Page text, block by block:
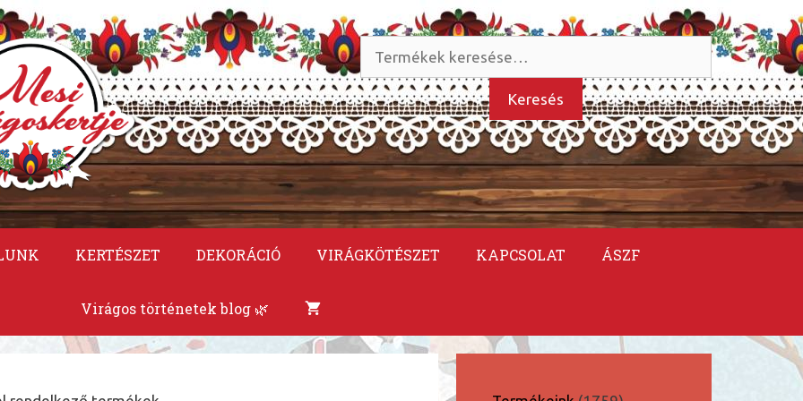
Keresés
a
következőre:
Keresés
KERTÉSZET DEKORÁCIÓ VIRÁGKÖTÉSZET KAPCSOLAT ÁSZF
Virágos történetek blog 🌿